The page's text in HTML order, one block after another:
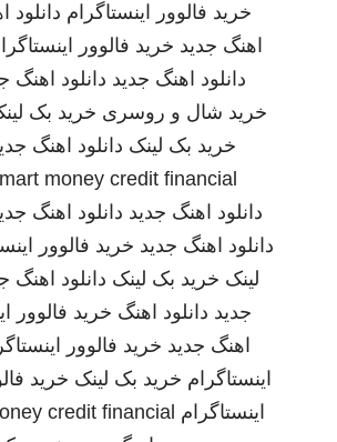
خرید فالوور اینستاگرام دانلود
اهنگ جدید خرید فالوور
دانلود اهنگ جدید دانلود اهنگ
خرید شال و روسری خرید بک
خرید بک لینک دانلود اهنگ
money credit financial
دانلود اهنگ جدید دانلود اهنگ
دانلود اهنگ جدید خرید فالوور
لینک خرید بک لینک دانلود اهنگ
جدید دانلود اهنگ خرید فالوور
اهنگ جدید خرید فالوور
اینستاگرام خرید بک لینک خرید
اینستاگرام credit financial